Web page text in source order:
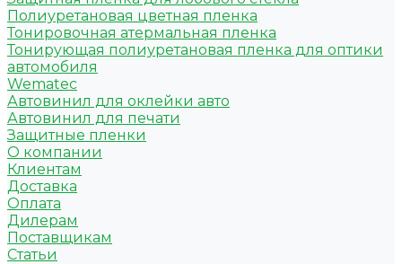
Полиуретановая цветная пленка
Тонировочная атермальная пленка
Тонирующая полиуретановая пленка для оптики
автомобиля
Wematec
Автовинил для оклейки авто
Автовинил для печати
Защитные пленки
О компании
Клиентам
Доставка
Оплата
Дилерам
Поставщикам
Статьи